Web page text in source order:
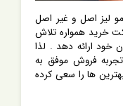
لیز اصل و غیر اصل
خرید همواره تلاش
خود ارائه دهد . لذا
تجربه فروش موفق به
ها را سعی کرده